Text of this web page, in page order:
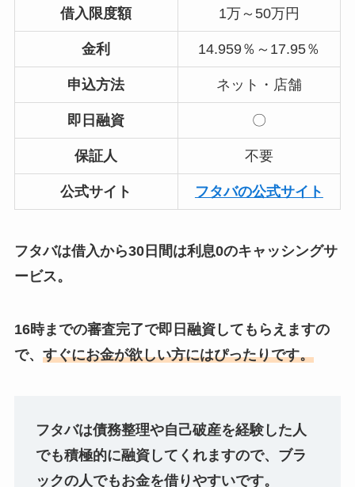
借入限度額 1万～50万円
金利 14.959％～17.95％
申込方法 ネット・店舗
即日融資 〇
保証人 不要
公式サイト フタバの公式サイト
フタバは借入から30日間は利息0のキャッシングサ
ービス。
16時までの審査完了で即日融資してもらえますの
で、 すぐにお金が欲しい方にはぴったりです。
フタバは債務整理や自己破産を経験した人
でも積極的に融資してくれますので、ブラ
ックの人でもお金を借りやすいです。